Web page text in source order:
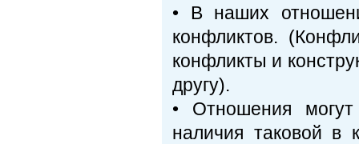
• В наших
конфликтов.
конфликты и
другу).
• Отношения могут
наличия таковой в